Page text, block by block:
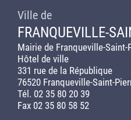
Ville de
FRANQUEVILLE-
Mairie de Franqueville-Saint-
Hôtel de ville
331 rue de la République
76520 Franqueville-Saint-
Tél. 02 35 80 20 39
Fax 02 35 80 58 52